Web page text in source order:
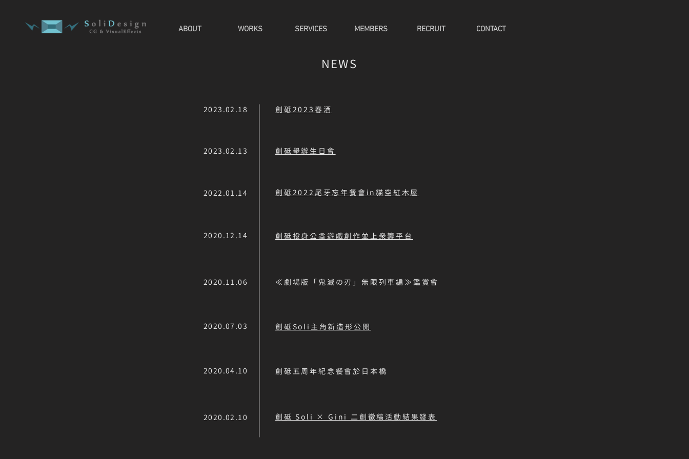
ABOUT WORKS SERVICES MEMBERS RECRUIT CONTACT
NEWS
2023.02.18 創砥2023春酒
2023.02.13 創砥舉辦生日會
2022.01.14 創砥2022尾牙忘年餐會in貓空紅木屋
2020.12.14 創砥投身公益遊戲創作並上眾籌平台
2020.11.06 ≪劇場版「鬼滅の刃」無限列車編≫鑑賞會
2020.07.03 創砥Soli主角新造形公開
2020.04.10 創砥五周年紀念餐會於日本橋
2020.02.10 創砥 Soli × Gini 二創徵稿活動結果發表